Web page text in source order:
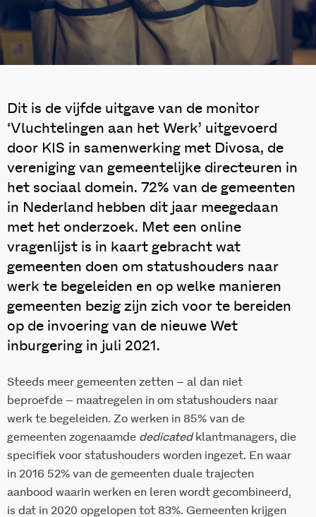
Dit is de vijfde uitgave van de monitor
‘Vluchtelingen aan het Werk’ uitgevoerd
door KIS in samenwerking met Divosa, de
vereniging van gemeentelijke directeuren in
het sociaal domein. 72% van de gemeenten
in Nederland hebben dit jaar meegedaan
met het onderzoek. Met een online
vragenlijst is in kaart gebracht wat
gemeenten doen om statushouders naar
werk te begeleiden en op welke manieren
gemeenten bezig zijn zich voor te bereiden
op de invoering van de nieuwe Wet
inburgering in juli 2021.
Steeds meer gemeenten zetten – al dan niet
beproefde – maatregelen in om statushouders naar
werk te begeleiden. Zo werken in 85% van de
gemeenten zogenaamde dedicated klantmanagers, die
specifiek voor statushouders worden ingezet. En waar
in 2016 52% van de gemeenten duale trajecten
aanbood waarin werken en leren wordt gecombineerd,
is dat in 2020 opgelopen tot 83%. Gemeenten krijgen